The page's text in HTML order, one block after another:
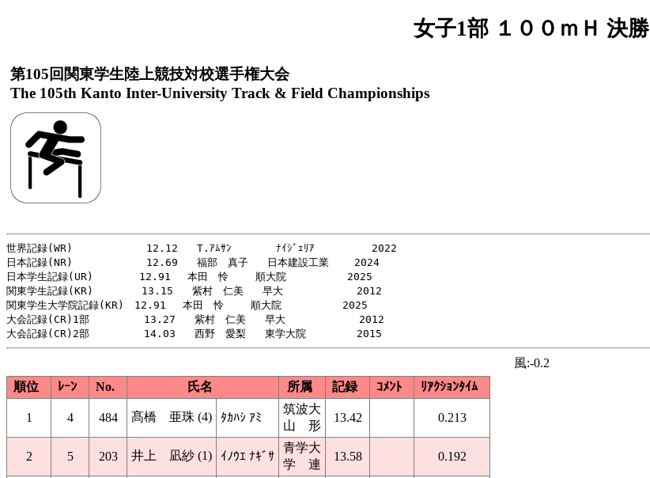
女子1部 １００ｍＨ 決勝
第105回関東学生陸上競技対校選手権大会
The 105th Kanto Inter-University Track & Field Championships
世界記録(WR)         　 12.12   T.ｱﾑｻﾝ       ﾅｲｼﾞｪﾘｱ         2022
日本記録(NR)         　 12.69   福部　真子   日本建設工業    2024
日本学生記録(UR)　　    12.91　 本田　怜　　 順大院        　2025
関東学生記録(KR)     　 13.15   紫村　仁美   早大       　   2012
関東学生大学院記録(KR)　12.91　 本田　怜　 　順大院　        2025
大会記録(CR)1部     　  13.27   紫村　仁美   早大        　  2012
風:-0.2
順位
ﾚｰﾝ No. 氏名 所属 記録 ｺﾒﾝﾄ ﾘｱｸｼｮﾝﾀｲﾑ
1 4 484 髙橋 亜珠 (4) ﾀｶﾊｼ ｱﾐ
筑波大
山 形
13.42 0.213
2 5 203 井上 凪紗 (1) ｲﾉｳｴ ﾅｷﾞｻ
青学大
学 連
13.58 0.192